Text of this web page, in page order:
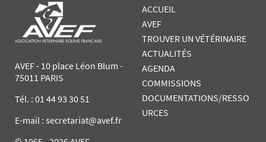
AVEF - 10 place Léon Blum -
75011 PARIS
Tél. : 01 44 93 30 51
E-mail : secretariat@avef.fr
ACCUEIL
AVEF
TROUVER UN VÉTÉRINAIRE
ACTUALITÉS
AGENDA
COMMISSIONS
DOCUMENTATIONS/RESSO
URCES